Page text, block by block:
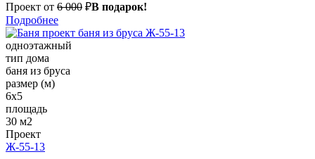
Проект от 6 000 ₽В подарок!
Подробнее
одноэтажный
тип дома
баня из бруса
размер (м)
6x5
площадь
30 м2
Проект
Ж-55-13